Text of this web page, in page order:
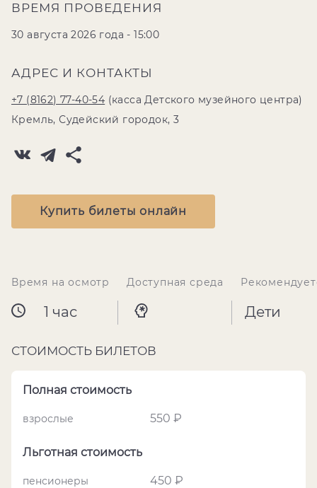
ВРЕМЯ ПРОВЕДЕНИЯ
30 августа 2026 года - 15:00
АДРЕС И КОНТАКТЫ
+7 (8162) 77-40-54 (касса Детского музейного центра)
Кремль, Судейский городок, 3
Купить билеты онлайн
Время на осмотр
1 час
Доступная среда
Дети
СТОИМОСТЬ БИЛЕТОВ
Полная стоимость
взрослые 550 ₽
Льготная стоимость
пенсионеры 450 ₽